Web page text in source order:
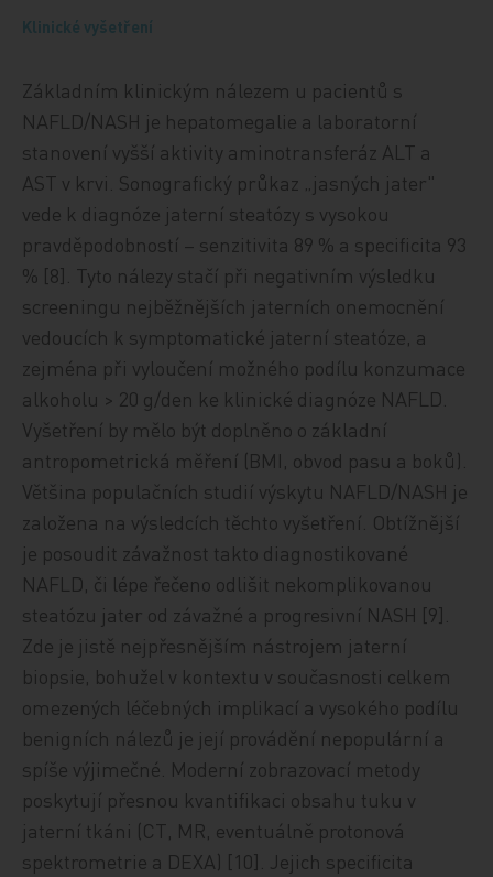
Klinické vyšetření
Základním klinickým nálezem u pacientů s
NAFLD/NASH je hepatomegalie a laboratorní
stanovení vyšší aktivity aminotransferáz ALT a
AST v krvi. Sonografický průkaz „jasných jater"
vede k diagnóze jaterní steatózy s vysokou
pravděpodobností – senzitivita 89 % a specificita 93
% [8]. Tyto nálezy stačí při negativním výsledku
screeningu nejběžnějších jaterních onemocnění
vedoucích k symptomatické jaterní steatóze, a
zejména při vyloučení možného podílu konzumace
alkoholu > 20 g/den ke klinické diagnóze NAFLD.
Vyšetření by mělo být doplněno o základní
antropometrická měření (BMI, obvod pasu a boků).
Většina populačních studií výskytu NAFLD/NASH je
založena na výsledcích těchto vyšetření. Obtížnější
je posoudit závažnost takto diagnostikované
NAFLD, či lépe řečeno odlišit nekomplikovanou
steatózu jater od závažné a progresivní NASH [9].
Zde je jistě nejpřesnějším nástrojem jaterní
biopsie, bohužel v kontextu v současnosti celkem
omezených léčebných implikací a vysokého podílu
benigních nálezů je její provádění nepopulární a
spíše výjimečné. Moderní zobrazovací metody
poskytují přesnou kvantifikaci obsahu tuku v
jaterní tkáni (CT, MR, eventuálně protonová
spektrometrie a DEXA) [10]. Jejich specificita